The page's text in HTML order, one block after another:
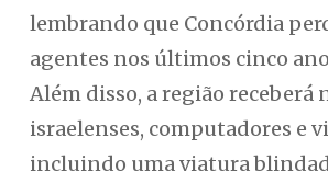
lembrando que Concórdia
agentes nos últimos cinco
Além disso, a região receberá
israelenses, computadores e
incluindo uma viatura